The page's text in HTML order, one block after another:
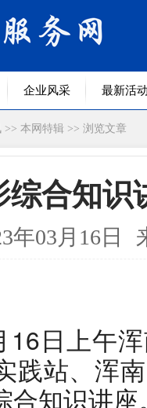
企业风采 最新活
>> 本网特辑 >> 浏览文章
综合知识
年03月16日
16日上午
践站、浑
合知识讲座